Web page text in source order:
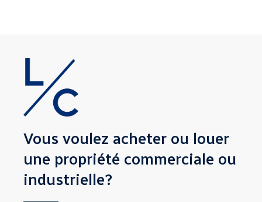
Vous voulez acheter ou louer
une propriété commerciale ou
industrielle?